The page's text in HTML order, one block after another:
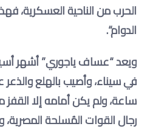
الحرب من الناحية العسكرية،
الدوام“.
ويعد “عساف ياجوري” أشهر أسير
في سيناء، وأصيب بالهلع
ساعة، ولم يكن أمامه إلا
رجال القوات المُسلحة